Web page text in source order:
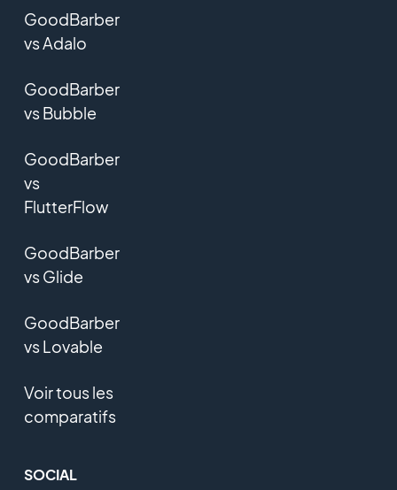
GoodBarber
vs Adalo
GoodBarber
vs Bubble
GoodBarber
vs
FlutterFlow
GoodBarber
vs Glide
GoodBarber
vs Lovable
Voir tous les
comparatifs
SOCIAL